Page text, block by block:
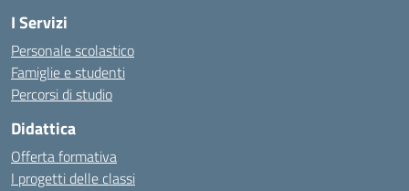
I Servizi
Personale scolastico
Famiglie e studenti
Percorsi di studio
Didattica
Offerta formativa
I progetti delle classi